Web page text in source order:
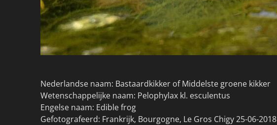
Nederlandse naam: Bastaardkikker of Middelste groene kikker
Wetenschappelijke naam: Pelophylax kl. esculentus
Engelse naam: Edible frog
Gefotografeerd: Frankrijk, Bourgogne, Le Gros Chigy 25-06-2018